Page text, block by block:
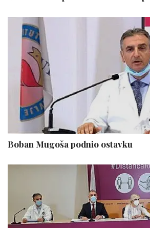
Boban Mugoša podnio ostavku